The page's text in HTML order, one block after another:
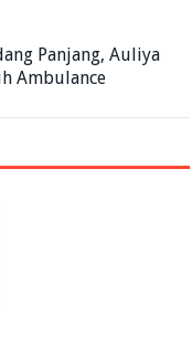
Panjang, Auliya
Ambulance